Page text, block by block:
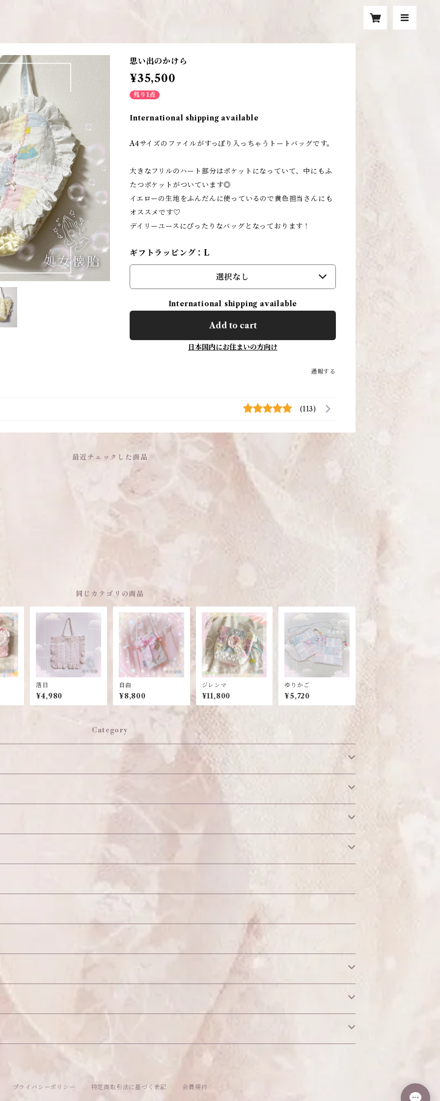
思い出のかけら
¥35,500
残り1点
International shipping available
A4サイズのファイルがすっぽり入っちゃうトートバッグです。
大きなフリルのハート部分はポケットになっていて、中にもふ
たつポケットがついています◎
イエローの生地をふんだんに使っているので黄色担当さんにも
オススメです♡
デイリーユースにぴったりなバッグとなっております！
ギフトラッピング：L
選択なし
International shipping available
Add to cart
日本国内にお住まいの方向け
通報する
(113)
最近チェックした商品
同じカテゴリの商品
落日
¥4,980
自由
¥8,800
ジレンマ
¥11,800
ゆりかご
¥5,720
Category
プライバシーポリシー 特定商取引法に基づく表記 会員規約